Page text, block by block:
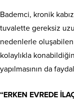
Bademci, kronik
tuvalette gereksiz
nedenlerle
kolaylıkla
yapılmasının da
“ERKEN EVREDE